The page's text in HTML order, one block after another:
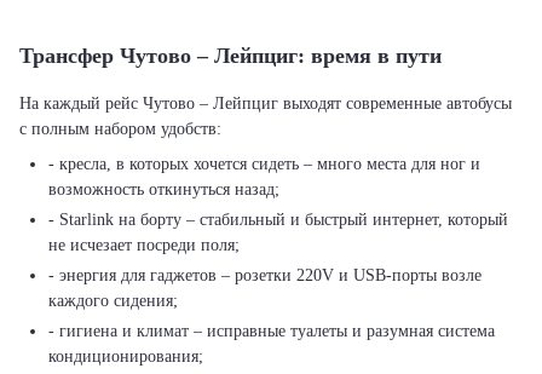
Трансфер Чутово – Лейпциг: время в пути
На каждый рейс Чутово – Лейпциг выходят современные автобусы
с полным набором удобств:
- кресла, в которых хочется сидеть – много места для ног и
возможность откинуться назад;
- Starlink на борту – стабильный и быстрый интернет, который
не исчезает посреди поля;
- энергия для гаджетов – розетки 220V и USB-порты возле
каждого сидения;
- гигиена и климат – исправные туалеты и разумная система
кондиционирования;